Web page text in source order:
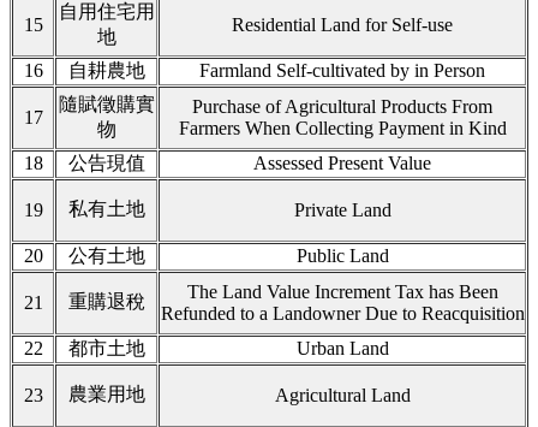
15
自用住宅用
地
Residential Land for Self-use
16 自耕農地 Farmland Self-cultivated by in Person
17
隨賦徵購實
物
Purchase of Agricultural Products From
Farmers When Collecting Payment in Kind
18
公告現值 Assessed Present Value
19 私有土地 Private Land
20 公有土地 Public Land
21 重購退稅
The Land Value Increment Tax has Been
Refunded to a Landowner Due to Reacquisition
22
都市土地 Urban Land
23 農業用地 Agricultural Land